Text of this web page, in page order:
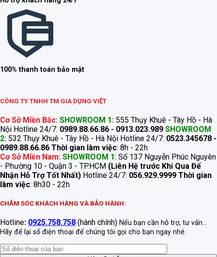
100% thanh toán bảo mật
CÔNG TY TNHH TM GIA DỤNG VIỆT
Cơ Sở Miền Bắc: SHOWROOM 1: 555 Thụy Khuê - Tây Hồ - Hà
Nội Hotline 24/7: 0989.88.66.86 - 0913.023.989 SHOWROOM
2: 532 Thụy Khuê - Tây Hồ - Hà Nội Hotline 24/7: 0523.345678 -
0989.88.66.86 Thời gian làm việc: 8h - 22h
Cơ Sở Miền Nam: SHOWROOM 1: Số 137 Nguyễn Phúc Nguyên
- Phường 10 - Quận 3 - TP.HCM (Liên Hệ trước Khi Qua Để
Nhận Hỗ Trợ Tốt Nhất) Hotline 24/7: 056.929.9999 Thời gian
làm việc: 8h30 - 22h
CHĂM SÓC KHÁCH HÀNG VÀ BẢO HÀNH:
Hotline: 0925.758.758 (hành chính) Nếu bạn cần hỗ trợ, tư vấn...
Hãy để lại số điện thoại để chúng tôi gọi cho bạn ngay nhé.